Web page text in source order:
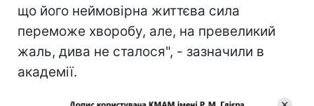
що його неймовірна життєва сила
переможе хворобу, але, на превеликий
жаль, дива не сталося", - зазначили в
академії.